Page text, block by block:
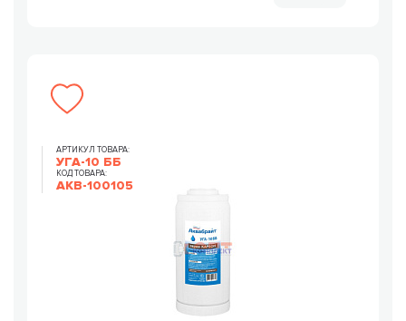
АРТИКУЛ ТОВАРА:
УГА-10 ББ
КОД ТОВАРА:
AKB-100105